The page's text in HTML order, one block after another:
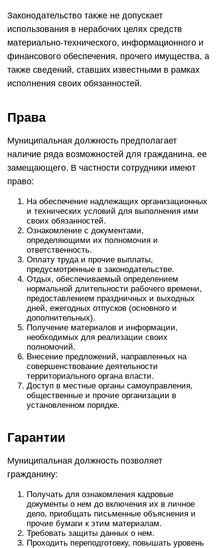
Законодательство также не допускает
использования в нерабочих целях средств
материально-технического, информационного и
финансового обеспечения, прочего имущества, а
также сведений, ставших известными в рамках
исполнения своих обязанностей.
Права
Муниципальная должность предполагает
наличие ряда возможностей для гражданина, ее
замещающего. В частности сотрудники имеют
право:
На обеспечение надлежащих организационных
и технических условий для выполнения ими
своих обязанностей.
Ознакомление с документами,
определяющими их полномочия и
ответственность.
Оплату труда и прочие выплаты,
предусмотренные в законодательстве.
Отдых, обеспечиваемый определением
нормальной длительности рабочего времени,
предоставлением праздничных и выходных
дней, ежегодных отпусков (основного и
дополнительных).
Получение материалов и информации,
необходимых для реализации своих
полномочий.
Внесение предложений, направленных на
совершенствование деятельности
территориального органа власти.
Доступ в местные органы самоуправления,
общественные и прочие организации в
установленном порядке.
Гарантии
Муниципальная должность позволяет
гражданину:
Получать для ознакомления кадровые
документы о нем до включения их в личное
дело, приобщать письменные объяснения и
прочие бумаги к этим материалам.
Требовать защиты данных о нем.
Проходить переподготовку, повышать уровень